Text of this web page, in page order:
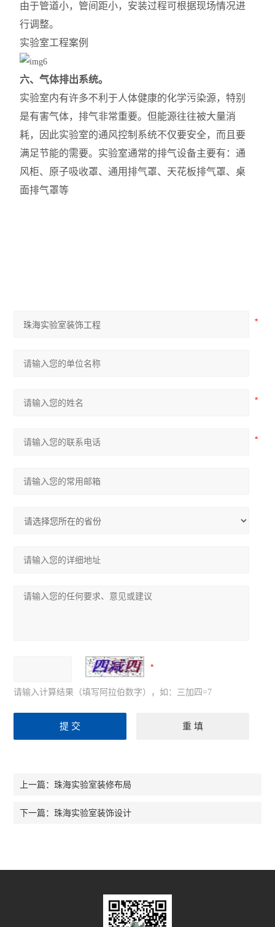
由于管道小，管间距小，安装过程可根据现场情况进
行调整。
实验室工程案例
六、气体排出系统。
实验室内有许多不利于人体健康的化学污染源，特别
是有害气体，排气非常重要。但能源往往被大量消
耗，因此实验室的通风控制系统不仅要安全，而且要
满足节能的需要。实验室通常的排气设备主要有：通
风柜、原子吸收罩、通用排气罩、天花板排气罩、桌
面排气罩等
请输入计算结果（填写阿拉伯数字），如：三加四=7
上一篇：珠海实验室装修布局
下一篇：珠海实验室装饰设计